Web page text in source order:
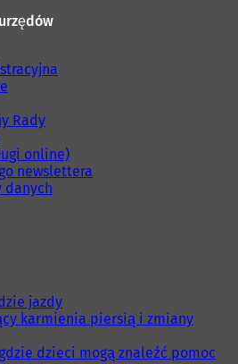
Rady
online)
newslettera
danych
jazdy
karmienia piersią i zmiany
dzieci mogą znaleźć pomoc